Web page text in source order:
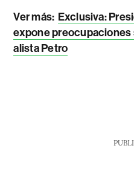
Ver más: Exclusiva:
expone
alista Petro